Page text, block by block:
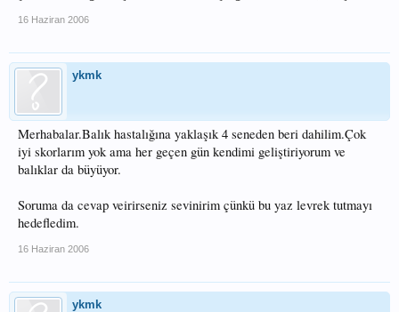
16 Haziran 2006
ykmk
Merhabalar.Balık hastalığına yaklaşık 4 seneden beri dahilim.Çok
iyi skorlarım yok ama her geçen gün kendimi geliştiriyorum ve
balıklar da büyüyor.
Soruma da cevap veirirseniz sevinirim çünkü bu yaz levrek tutmayı
hedefledim.
16 Haziran 2006
ykmk